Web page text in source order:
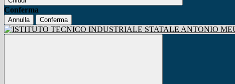
Conferma
Annulla Conferma